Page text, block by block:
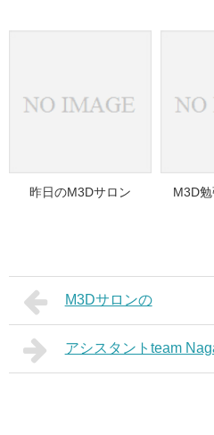
昨日のM3Dサロン M3D
M3Dサロンの
アシスタントteam